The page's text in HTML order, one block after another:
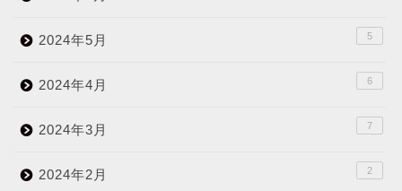
2024年5月 5
2024年4月 6
2024年3月 7
2024年2月 2